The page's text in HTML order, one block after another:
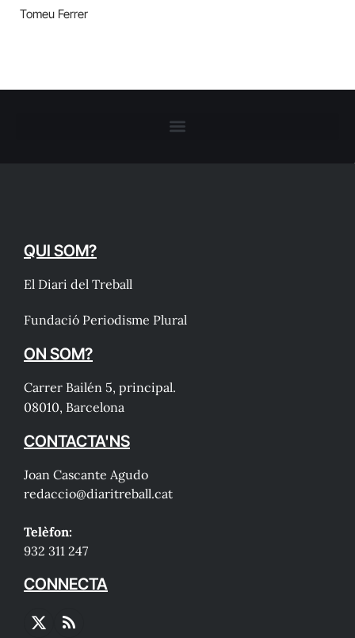
Tomeu Ferrer
QUI SOM?
El Diari del Treball
Fundació Periodisme Plural
ON SOM?
Carrer Bailén 5, principal.
08010, Barcelona
CONTACTA'NS
Joan Cascante Agudo
redaccio@diaritreball.cat
Telèfon:
932 311 247
CONNECTA
X
RSS